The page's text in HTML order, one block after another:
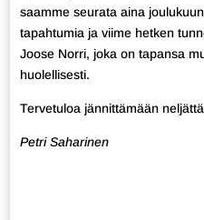
saamme seurata aina
tapahtumia ja viime hetken
Joose Norri, joka on tapansa
huolellisesti.
Tervetuloa jännittämään
Petri Saharinen